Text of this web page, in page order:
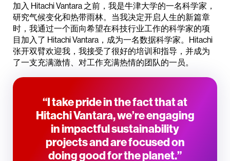
加入 Hitachi Vantara 之前，我是牛津大学的一名科学家，
研究气候变化和热带雨林。当我决定开启人生的新篇章
时，我通过一个面向希望在科技行业工作的科学家的项
目加入了 Hitachi Vantara，成为一名数据科学家。Hitachi
张开双臂欢迎我，我接受了很好的培训和指导，并成为
了一支充满激情、对工作充满热情的团队的一员。
“I take pride in the fact that at
Hitachi Vantara, we’re engaging
in impactful sustainability
projects and are focused on
doing good for the planet.”